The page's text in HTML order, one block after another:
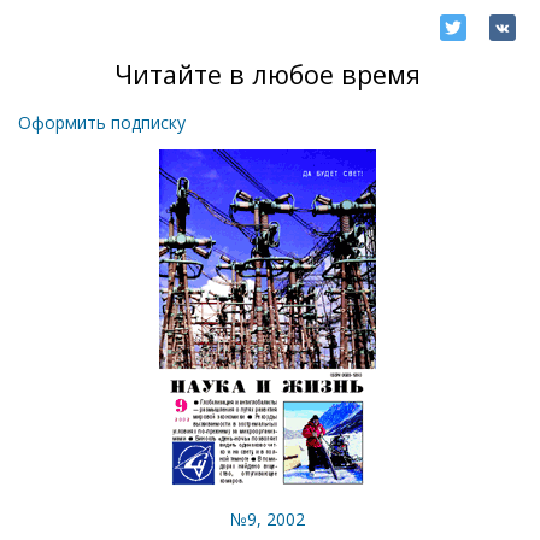
Читайте в любое время
Оформить подписку
№9, 2002